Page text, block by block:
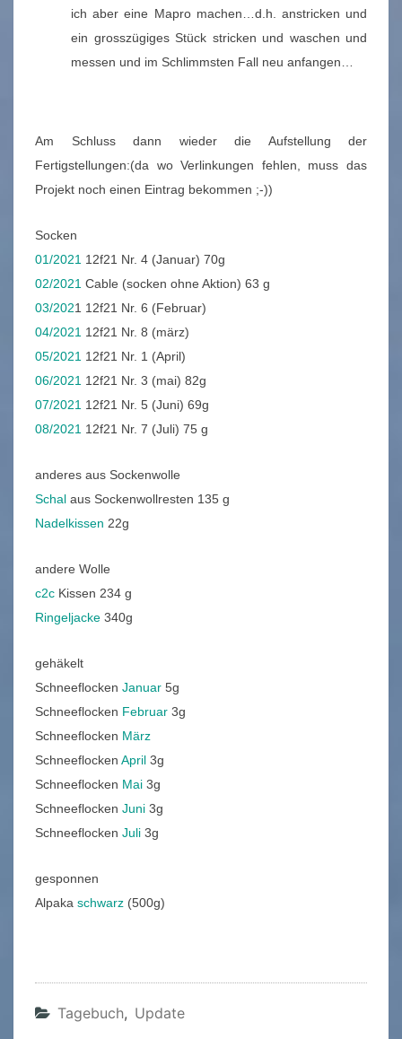
ich aber eine Mapro machen…d.h. anstricken und
ein grosszügiges Stück stricken und waschen und
messen und im Schlimmsten Fall neu anfangen…
Am Schluss dann wieder die Aufstellung der
Fertigstellungen:(da wo Verlinkungen fehlen, muss das
Projekt noch einen Eintrag bekommen ;-))
Socken
01/2021 12f21 Nr. 4 (Januar) 70g
02/2021 Cable (socken ohne Aktion) 63 g
03/2021 12f21 Nr. 6 (Februar)
04/2021 12f21 Nr. 8 (märz)
05/2021 12f21 Nr. 1 (April)
06/2021 12f21 Nr. 3 (mai) 82g
07/2021 12f21 Nr. 5 (Juni) 69g
08/2021 12f21 Nr. 7 (Juli) 75 g
anderes aus Sockenwolle
Schal aus Sockenwollresten 135 g
Nadelkissen 22g
andere Wolle
c2c Kissen 234 g
Ringeljacke 340g
gehäkelt
Schneeflocken Januar 5g
Schneeflocken Februar 3g
Schneeflocken März
Schneeflocken April 3g
Schneeflocken Mai 3g
Schneeflocken Juni 3g
Schneeflocken Juli 3g
gesponnen
Alpaka schwarz (500g)
Tagebuch, Update